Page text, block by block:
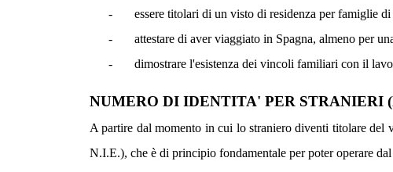
-
essere titolari di un visto di residenza per famiglie
-
attestare di aver viaggiato in Spagna, almeno per
-
dimostrare l'esistenza dei vincoli familiari con il
NUMERO DI IDENTITA' PER STRANIERI
A partire dal momento in cui lo straniero diventi titolare
N.I.E.), che è di principio fondamentale per poter operare